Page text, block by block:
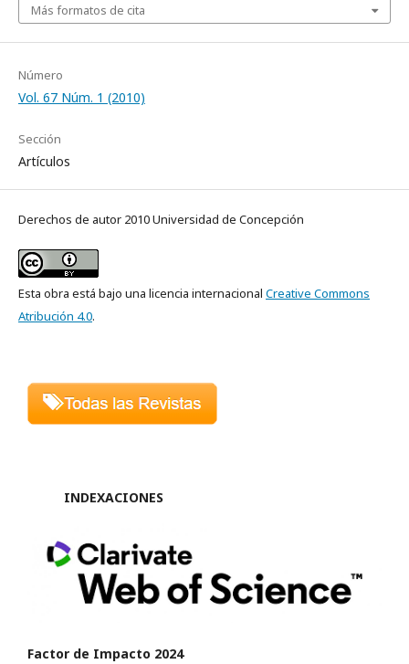
Más formatos de cita
Número
Vol. 67 Núm. 1 (2010)
Sección
Artículos
Derechos de autor 2010 Universidad de Concepción
Esta obra está bajo una licencia internacional Creative Commons
Atribución 4.0.
INDEXACIONES
Factor de Impacto 2024